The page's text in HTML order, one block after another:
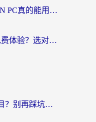
海外党必看：免费回国VPN PC真的能用？附国内高速VPN选择全攻略
海外党必看：vpn加速器免费体验？选对回国加速器才能无缝刷国内剧玩国服
怎样在海外看国内视频节目？别再踩坑！留学生和海外华人的专属解决方案